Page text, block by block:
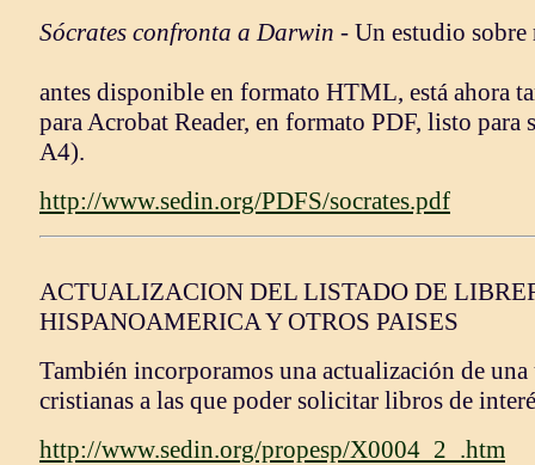
Sócrates confronta a Darwin - Un estudio
antes disponible en formato HTML, está ahora
para Acrobat Reader, en formato PDF, listo
A4).
http://www.sedin.org/PDFS/socrates.pdf
ACTUALIZACION DEL LISTADO DE
HISPANOAMERICA Y OTROS PAISES
También incorporamos una actualización de
cristianas a las que poder solicitar libros de
http://www.sedin.org/propesp/X0004_2_.htm